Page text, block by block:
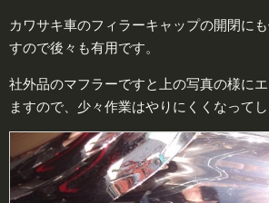
カワサキ車のフィラーキャップの開閉に
すので後々も有用です。
社外品のマフラーですと上の写真の様に
ますので、少々作業はやりにくくなってし